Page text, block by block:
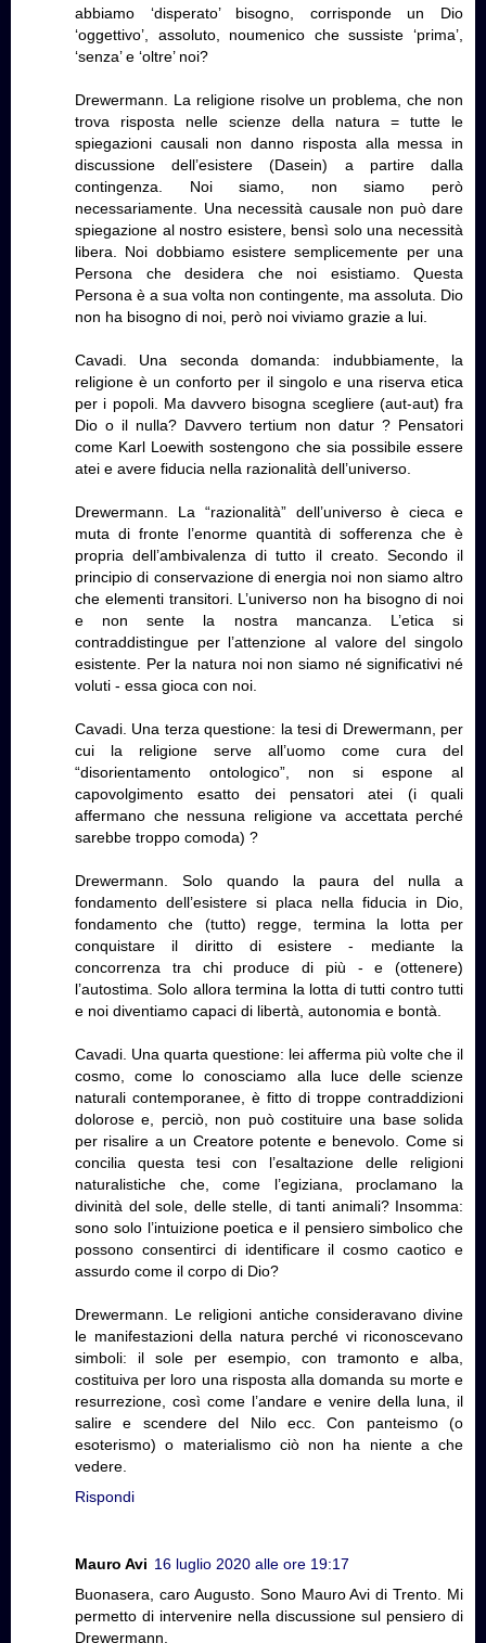
abbiamo ‘disperato’ bisogno, corrisponde un Dio
‘oggettivo’, assoluto, noumenico che sussiste ‘prima’,
‘senza’ e ‘oltre’ noi?
Drewermann. La religione risolve un problema, che non
trova risposta nelle scienze della natura = tutte le
spiegazioni causali non danno risposta alla messa in
discussione dell’esistere (Dasein) a partire dalla
contingenza. Noi siamo, non siamo però
necessariamente. Una necessità causale non può dare
spiegazione al nostro esistere, bensì solo una necessità
libera. Noi dobbiamo esistere semplicemente per una
Persona che desidera che noi esistiamo. Questa
Persona è a sua volta non contingente, ma assoluta. Dio
non ha bisogno di noi, però noi viviamo grazie a lui.
Cavadi. Una seconda domanda: indubbiamente, la
religione è un conforto per il singolo e una riserva etica
per i popoli. Ma davvero bisogna scegliere (aut-aut) fra
Dio o il nulla? Davvero tertium non datur ? Pensatori
come Karl Loewith sostengono che sia possibile essere
atei e avere fiducia nella razionalità dell’universo.
Drewermann. La “razionalità” dell’universo è cieca e
muta di fronte l’enorme quantità di sofferenza che è
propria dell’ambivalenza di tutto il creato. Secondo il
principio di conservazione di energia noi non siamo altro
che elementi transitori. L’universo non ha bisogno di noi
e non sente la nostra mancanza. L’etica si
contraddistingue per l’attenzione al valore del singolo
esistente. Per la natura noi non siamo né significativi né
voluti - essa gioca con noi.
Cavadi. Una terza questione: la tesi di Drewermann, per
cui la religione serve all’uomo come cura del
“disorientamento ontologico”, non si espone al
capovolgimento esatto dei pensatori atei (i quali
affermano che nessuna religione va accettata perché
sarebbe troppo comoda) ?
Drewermann. Solo quando la paura del nulla a
fondamento dell’esistere si placa nella fiducia in Dio,
fondamento che (tutto) regge, termina la lotta per
conquistare il diritto di esistere - mediante la
concorrenza tra chi produce di più - e (ottenere)
l’autostima. Solo allora termina la lotta di tutti contro tutti
e noi diventiamo capaci di libertà, autonomia e bontà.
Cavadi. Una quarta questione: lei afferma più volte che il
cosmo, come lo conosciamo alla luce delle scienze
naturali contemporanee, è fitto di troppe contraddizioni
dolorose e, perciò, non può costituire una base solida
per risalire a un Creatore potente e benevolo. Come si
concilia questa tesi con l’esaltazione delle religioni
naturalistiche che, come l’egiziana, proclamano la
divinità del sole, delle stelle, di tanti animali? Insomma:
sono solo l’intuizione poetica e il pensiero simbolico che
possono consentirci di identificare il cosmo caotico e
assurdo come il corpo di Dio?
Drewermann. Le religioni antiche consideravano divine
le manifestazioni della natura perché vi riconoscevano
simboli: il sole per esempio, con tramonto e alba,
costituiva per loro una risposta alla domanda su morte e
resurrezione, così come l’andare e venire della luna, il
salire e scendere del Nilo ecc. Con panteismo (o
esoterismo) o materialismo ciò non ha niente a che
vedere.
Rispondi
Mauro Avi 16 luglio 2020 alle ore 19:17
Buonasera, caro Augusto. Sono Mauro Avi di Trento. Mi
permetto di intervenire nella discussione sul pensiero di
Drewermann.